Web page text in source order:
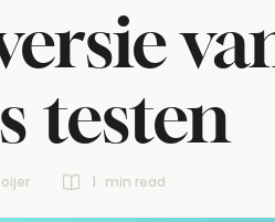
testen
1 min read